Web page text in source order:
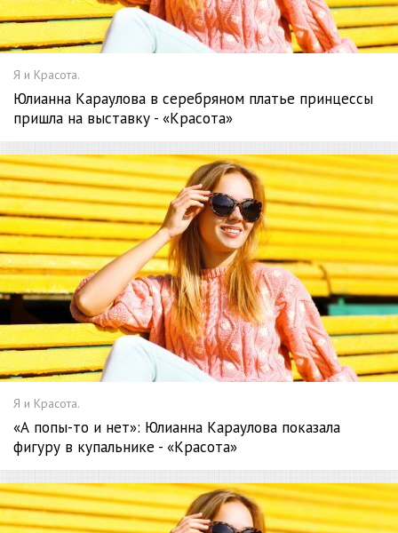
Я и Красота.
Юлианна Караулова в серебряном платье принцессы
пришла на выставку - «Красота»
Я и Красота.
«А попы-то и нет»: Юлианна Караулова показала
фигуру в купальнике - «Красота»